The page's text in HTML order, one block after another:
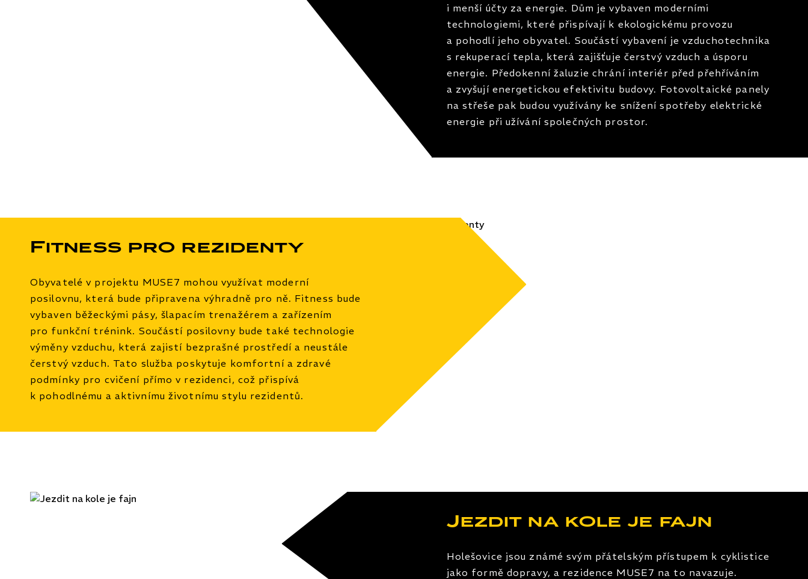
i menší účty za energie. Dům je vybaven moderními
technologiemi, které přispívají k ekologickému provozu
a pohodlí jeho obyvatel. Součástí vybavení je vzduchotechnika
s rekuperací tepla, která zajišťuje čerstvý vzduch a úsporu
energie. Předokenní žaluzie chrání interiér před přehříváním
a zvyšují energetickou efektivitu budovy. Fotovoltaické panely
na střeše pak budou využívány ke snížení spotřeby elektrické
energie při užívání společných prostor.
Fitness pro rezidenty
Obyvatelé v projektu MUSE7 mohou využívat moderní
posilovnu, která bude připravena výhradně pro ně. Fitness bude
vybaven běžeckými pásy, šlapacím trenažérem a zařízením
pro funkční trénink. Součástí posilovny bude také technologie
výměny vzduchu, která zajistí bezprašné prostředí a neustále
čerstvý vzduch. Tato služba poskytuje komfortní a zdravé
podmínky pro cvičení přímo v rezidenci, což přispívá
k pohodlnému a aktivnímu životnímu stylu rezidentů.
Jezdit na kole je fajn
Holešovice jsou známé svým přátelským přístupem k cyklistice
jako formě dopravy, a rezidence MUSE7 na to navazuje.